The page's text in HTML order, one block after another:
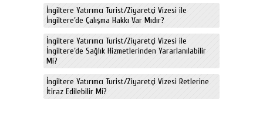
İngiltere Yatırımcı Turist/Ziyaretçi Vizesi ile
İngiltere’de Çalışma Hakkı Var Mıdır?
İngiltere Yatırımcı Turist/Ziyaretçi Vizesi ile
İngiltere’de Sağlık Hizmetlerinden Yararlanılabilir
Mi?
İngiltere Yatırımcı Turist/Ziyaretçi Vizesi Retlerine
İtiraz Edilebilir Mi?